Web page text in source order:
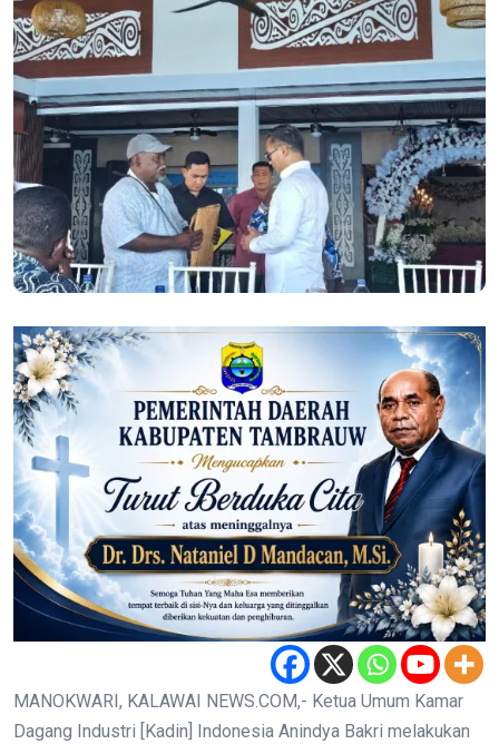
MANOKWARI, KALAWAI NEWS.COM,- Ketua Umum Kamar
Dagang Industri [Kadin] Indonesia Anindya Bakri melakukan